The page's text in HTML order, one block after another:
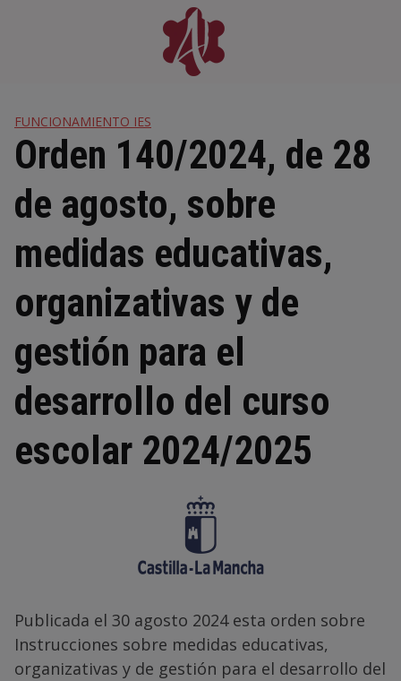
FUNCIONAMIENTO IES
Orden 140/2024, de 28
de agosto, sobre
medidas educativas,
organizativas y de
gestión para el
desarrollo del curso
escolar 2024/2025
Publicada el 30 agosto 2024 esta orden sobre
Instrucciones sobre medidas educativas,
organizativas y de gestión para el desarrollo del